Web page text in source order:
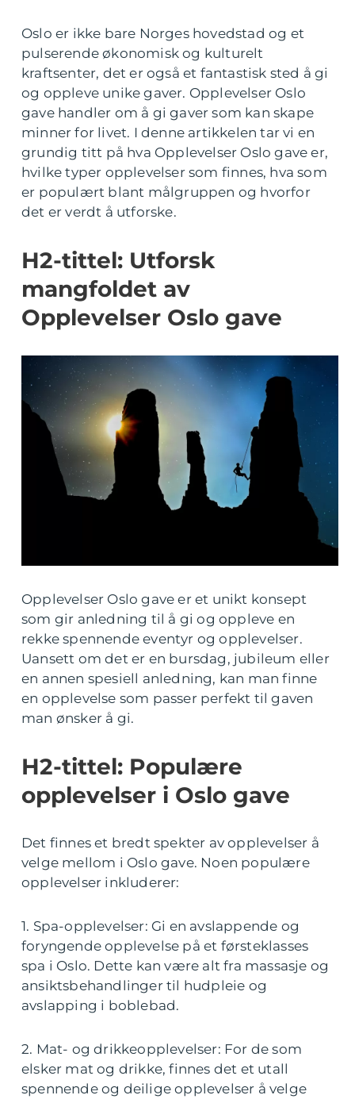
Oslo er ikke bare Norges hovedstad og et
pulserende økonomisk og kulturelt
kraftsenter, det er også et fantastisk sted å gi
og oppleve unike gaver. Opplevelser Oslo
gave handler om å gi gaver som kan skape
minner for livet. I denne artikkelen tar vi en
grundig titt på hva Opplevelser Oslo gave er,
hvilke typer opplevelser som finnes, hva som
er populært blant målgruppen og hvorfor
det er verdt å utforske.
H2-tittel: Utforsk
mangfoldet av
Opplevelser Oslo gave
Opplevelser Oslo gave er et unikt konsept
som gir anledning til å gi og oppleve en
rekke spennende eventyr og opplevelser.
Uansett om det er en bursdag, jubileum eller
en annen spesiell anledning, kan man finne
en opplevelse som passer perfekt til gaven
man ønsker å gi.
H2-tittel: Populære
opplevelser i Oslo gave
Det finnes et bredt spekter av opplevelser å
velge mellom i Oslo gave. Noen populære
opplevelser inkluderer:
1. Spa-opplevelser: Gi en avslappende og
foryngende opplevelse på et førsteklasses
spa i Oslo. Dette kan være alt fra massasje og
ansiktsbehandlinger til hudpleie og
avslapping i boblebad.
2. Mat- og drikkeopplevelser: For de som
elsker mat og drikke, finnes det et utall
spennende og deilige opplevelser å velge